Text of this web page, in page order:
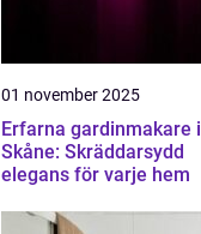
01 november 2025
Erfarna gardinmakare i
Skåne: Skräddarsydd
elegans för varje hem